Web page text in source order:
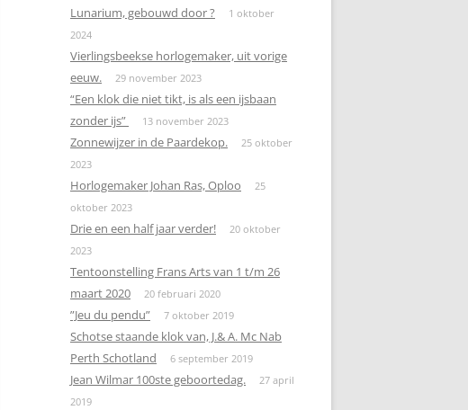
Lunarium, gebouwd door ?
1 oktober
2024
Vierlingsbeekse horlogemaker, uit vorige
eeuw.
29 november 2023
“Een klok die niet tikt, is als een ijsbaan
zonder ijs”
13 november 2023
Zonnewijzer in de Paardekop.
25 oktober
2023
Horlogemaker Johan Ras, Oploo
25
oktober 2023
Drie en een half jaar verder!
20 oktober
2023
Tentoonstelling Frans Arts van 1 t/m 26
maart 2020
20 februari 2020
”Jeu du pendu” 7 oktober 2019
Schotse staande klok van, J.& A. Mc Nab
Perth Schotland
6 september 2019
Jean Wilmar 100ste geboortedag.
27 april
2019